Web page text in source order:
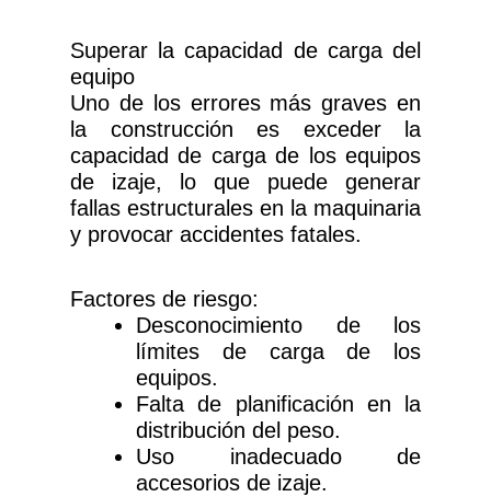
Superar la capacidad de carga del
equipo
Uno de los errores más graves en
la construcción es exceder la
capacidad de carga de los equipos
de izaje, lo que puede generar
fallas estructurales en la maquinaria
y provocar accidentes fatales.
Factores de riesgo:
Desconocimiento de los
límites de carga de los
equipos.
Falta de planificación en la
distribución del peso.
Uso inadecuado de
accesorios de izaje.